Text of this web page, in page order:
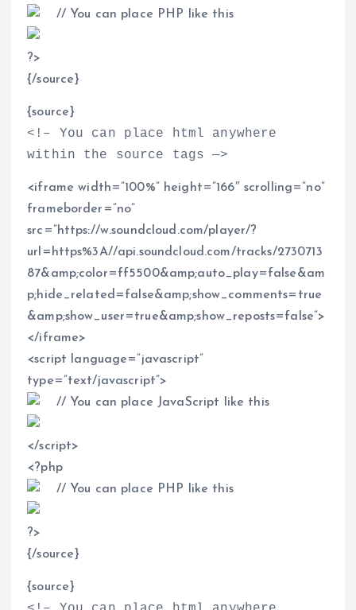
// You can place PHP like this
?>
{/source}
{source}
< !– You can place html anywhere
within the source tags —>
<iframe width=”100%” height=”166″ scrolling=”no”
frameborder=”no”
src=”https://w.soundcloud.com/player/?
url=https%3A//api.soundcloud.com/tracks/2730713
87&amp;color=ff5500&amp;auto_play=false&am
p;hide_related=false&amp;show_comments=true
&amp;show_user=true&amp;show_reposts=false”>
</iframe>
<script language=”javascript”
type=”text/javascript”>
// You can place JavaScript like this
</script>
<?php
// You can place PHP like this
?>
{/source}
{source}